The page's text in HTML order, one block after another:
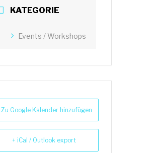
KATEGORIE
Events / Workshops
Zu Google Kalender hinzufügen
+ iCal / Outlook export